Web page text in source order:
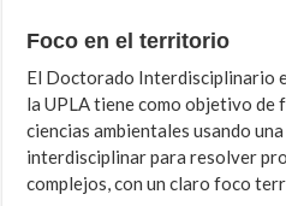
Foco en el territorio
El Doctorado Interdisciplinario
la UPLA tiene como objetivo de
ciencias ambientales usando
interdisciplinar para resolver
complejos, con un claro foco